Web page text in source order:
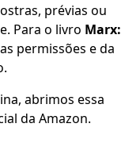
prévias ou
Para o livro Marx:
permissões e da
abrimos essa
da Amazon.